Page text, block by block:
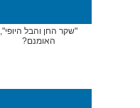
"שקר החן והבל היופי",
האומנם?